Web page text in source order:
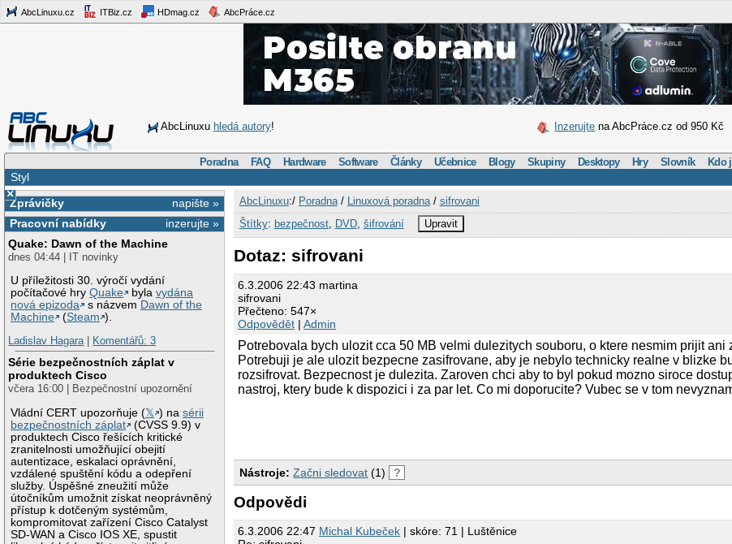
AbcLinuxu.cz ITBiz.cz HDmag.cz AbcPráce.cz
AbcLinuxu hledá autory! Inzerujte na AbcPráce.cz od 950 Kč
Poradna FAQ Hardware Software Články Učebnice Blogy Skupiny Desktopy Hry Slovník Kdo
Styl
×
napište »
Zprávičky
inzerujte »
Pracovní nabídky
Quake: Dawn of the Machine
dnes 04:44 | IT novinky
U příležitosti 30. výročí vydání
počítačové hryQuake bylavydána
nová epizoda
s názvem Dawn of the
Machine
(Steam ).
Ladislav Hagara| Komentářů: 3
Série bezpečnostních záplat v
produktech Cisco
včera 16:00 | Bezpečnostní upozornění
Vládní CERT upozorňuje (𝕏 ) nasérii
bezpečnostních záplat
(CVSS 9.9) v
produktech Cisco řešících kritické
zranitelnosti umožňující obejití
autentizace, eskalaci oprávnění,
vzdálené spuštění kódu a odepření
služby. Úspěšné zneužití může
útočníkům umožnit získat neoprávněný
přístup k dotčeným systémům,
kompromitovat zařízení Cisco Catalyst
SD-WAN a Cisco IOS XE, spustit
AbcLinuxu:/ Poradna/ Linuxová poradna/ sifrovani
Štítky: bezpečnost, DVD, šifrování Upravit
Dotaz: sifrovani
6.3.2006 22:43 martina
sifrovani
Přečteno: 547×
Odpovědět |Admin
Potrebovala bych ulozit cca 50 MB velmi dulezitych souboru, o ktere nesmim prijit ani
Potrebuji je ale ulozit bezpecne zasifrovane, aby je nebylo technicky realne v blizke
rozsifrovat. Bezpecnost je dulezita. Zaroven chci aby to byl pokud mozno siroce
nastroj, ktery bude k dispozici i za par let. Co mi doporucite? Vubec se v tom
Nástroje: Začni sledovat (1) ?
Odpovědi
6.3.2006 22:47 Michal Kubeček | skóre: 71 | Luštěnice